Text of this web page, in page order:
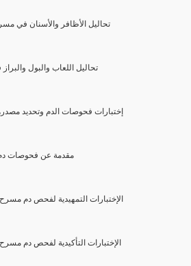
(8) تحاليل الأظافر والأسنان في
(9) تحاليل اللعاب والبول
4- إختبارات فحوصات الدم وتحديد
(10)مقدمة عن فحوصات
(11) الإختبارات التمهيدية لفحص دم
(12) الإختبارات التأكيدية لفحص دم